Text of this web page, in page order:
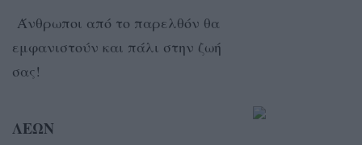
Άνθρωποι από το παρελθόν θα
εμφανιστούν και πάλι στην ζωή
σας!
ΛΕΩΝ